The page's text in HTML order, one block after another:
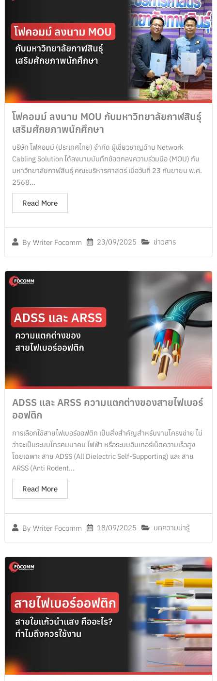
โฟคอมม์ ลงนาม MOU กับมหาวิทยาลัยกาฬสินธุ์
เสริมศักยภาพนักศึกษา
By Writer Focomm 23/09/2025 ข่าวสาร
บริษัท โฟคอมม์ (ประเทศไทย) จำกัด ผู้เชี่ยวชาญด้าน Network
Cabling Solution ได้ลงนามบันทึกข้อตกลงความร่วมมือ (MOU) กับ
มหาวิทยาลัยกาฬสินธุ์ คณะบริหารศาสตร์ เมื่อวันที่ 23 กันยายน พ.ศ.
2568...
Read More
ADSS และ ARSS ความแตกต่างของสายไฟเบอร์
ออฟติก
By Writer Focomm 18/09/2025 บทความน่ารู้
การเลือกใช้สายไฟเบอร์ออฟติก เป็นสิ่งสำคัญสำหรับงานโครงข่าย ไม่
ว่าจะเป็นระบบโทรคมนาคม ไฟฟ้า หรือระบบอินเทอร์เน็ตความเร็วสูง
โดยเฉพาะ สาย ADSS (All Dielectric Self-Supporting) และ สาย
ARSS (Anti Rodent...
Read More